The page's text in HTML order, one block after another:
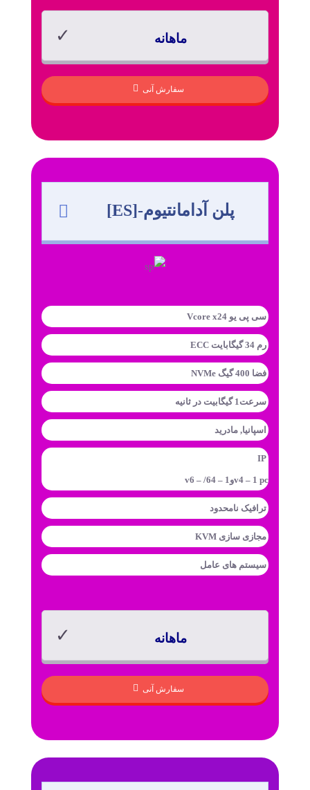
ماهانه
سفارش آنی
پلن آدامانتیوم-[ES]
سی پی یو Vcore x24
رم 34 گیگابایت ECC
فضا 400 گیگ NVMe
سرعت1 گیگابیت در ثانیه
اسپانیا, مادرید
IP
v4 – 1 pcوv6 – /64 – 1
ترافیک نامحدود
مجازی سازی KVM
سیستم های عامل
ماهانه
سفارش آنی